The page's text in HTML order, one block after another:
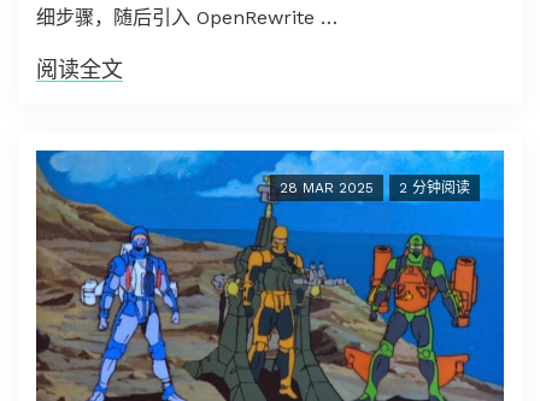
细步骤，随后引入 OpenRewrite …
阅读全文
28 MAR 2025 2 分钟阅读